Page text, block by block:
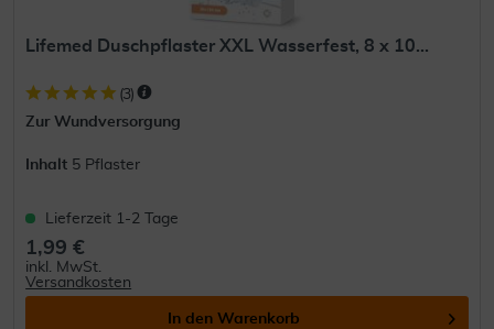
Lifemed Duschpflaster XXL Wasserfest, 8 x 10...
(3)
Zur Wundversorgung
Inhalt 5 Pflaster
Lieferzeit 1-2 Tage
1,99 €
inkl. MwSt.
Versandkosten
In den Warenkorb